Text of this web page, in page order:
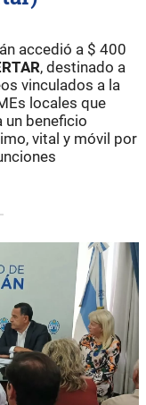
accedió a $ 400
, destinado a
vinculados a la
locales que
un beneficio
vital y móvil por